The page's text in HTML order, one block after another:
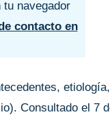
tu navegador
contacto en
etiología,
Consultado el 7